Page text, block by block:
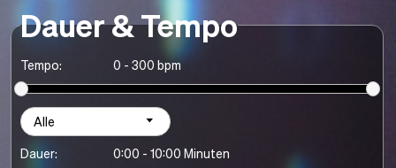
Dauer & Tempo
Tempo: 0 - 300 bpm
Alle
Dauer: 0:00 - 10:00 Minuten